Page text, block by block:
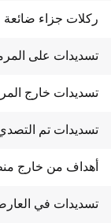
ركلات جزاء ضائعة
تسديدات على
تسديدات خارج
تسديدات تم
أهداف من خارج
تسديدات في